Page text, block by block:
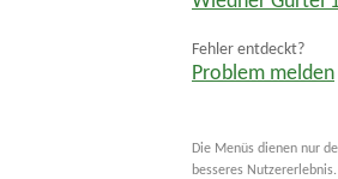
Fehler entdeckt?
Problem melden
Die Menüs dienen nur
besseres